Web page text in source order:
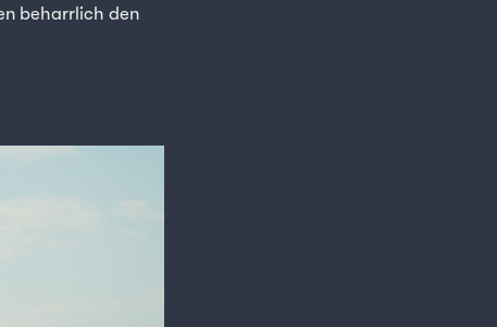
beharrlich den